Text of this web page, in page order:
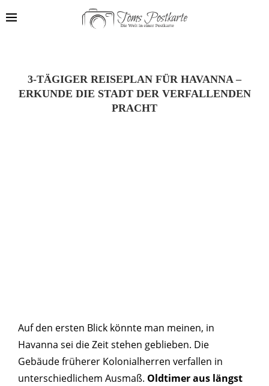
3-TÄGIGER REISEPLAN FÜR HAVANNA –
ERKUNDE DIE STADT DER VERFALLENDEN
PRACHT
Auf den ersten Blick könnte man meinen, in
Havanna sei die Zeit stehen geblieben. Die
Gebäude früherer Kolonialherren verfallen in
unterschiedlichem Ausmaß. Oldtimer aus längst